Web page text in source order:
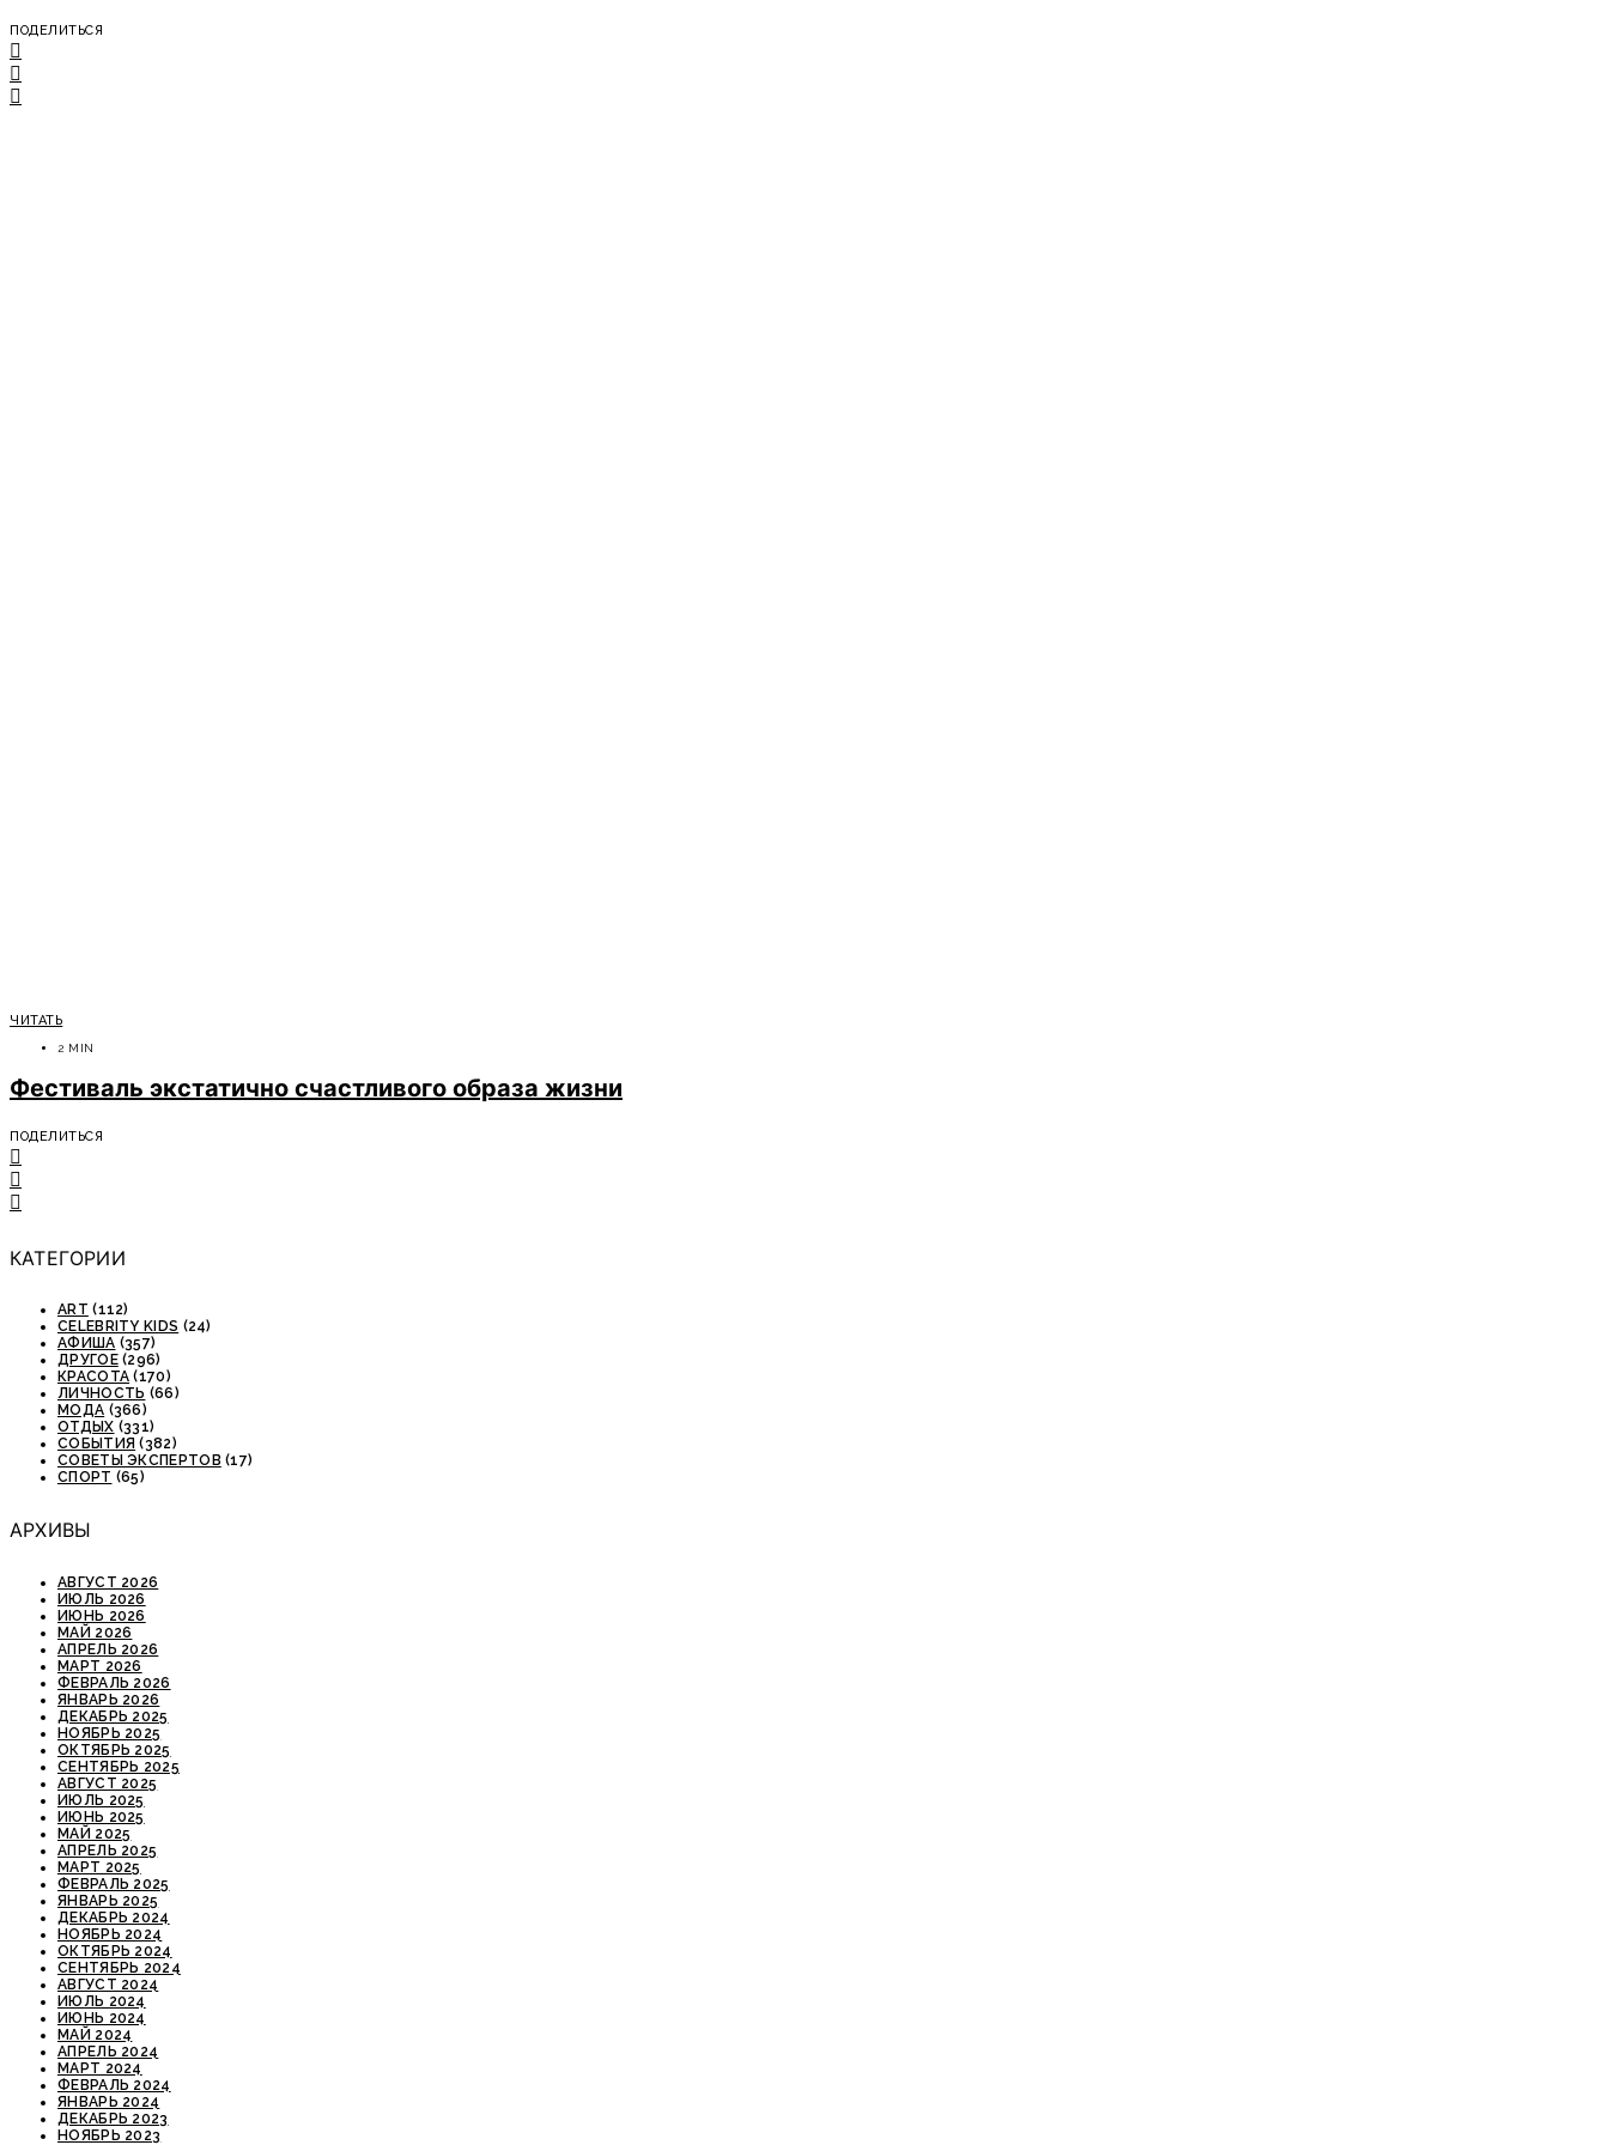
ПОДЕЛИТЬСЯ
ЧИТАТЬ
2 MIN
Фестиваль экстатично счастливого образа жизни
ПОДЕЛИТЬСЯ
КАТЕГОРИИ
ART (112)
CELEBRITY KIDS (24)
АФИША (357)
ДРУГОЕ(296)
КРАСОТА (170)
ЛИЧНОСТЬ (66)
МОДА (366)
ОТДЫХ (331)
СОБЫТИЯ (382)
СОВЕТЫ ЭКСПЕРТОВ (17)
СПОРТ (65)
АРХИВЫ
АВГУСТ 2026
ИЮЛЬ 2026
ИЮНЬ 2026
МАЙ 2026
АПРЕЛЬ 2026
МАРТ 2026
ФЕВРАЛЬ 2026
ЯНВАРЬ 2026
ДЕКАБРЬ 2025
НОЯБРЬ 2025
ОКТЯБРЬ 2025
СЕНТЯБРЬ 2025
АВГУСТ 2025
ИЮЛЬ 2025
ИЮНЬ 2025
МАЙ 2025
АПРЕЛЬ 2025
МАРТ 2025
ФЕВРАЛЬ 2025
ЯНВАРЬ 2025
ДЕКАБРЬ 2024
НОЯБРЬ 2024
ОКТЯБРЬ 2024
СЕНТЯБРЬ 2024
АВГУСТ 2024
ИЮЛЬ 2024
ИЮНЬ 2024
МАЙ 2024
АПРЕЛЬ 2024
МАРТ 2024
ФЕВРАЛЬ 2024
ЯНВАРЬ 2024
ДЕКАБРЬ 2023
НОЯБРЬ 2023